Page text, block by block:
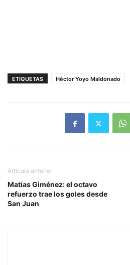
ETIQUETAS Héctor Yoyo Maldonado
Artículo anterior
Matías Giménez: el octavo
refuerzo trae los goles desde
San Juan